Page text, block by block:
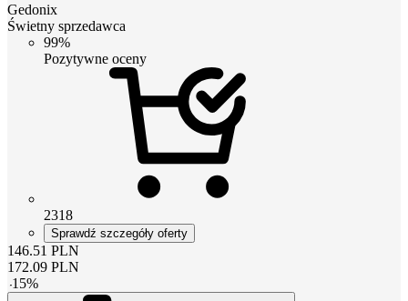
Gedonix
Świetny sprzedawca
99%
Pozytywne oceny
2318
Sprawdź szczegóły oferty
146.51 PLN
172.09 PLN
-15%